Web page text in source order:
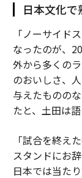
日本文化
「ノーサイド
なったのが、
外から多くの
のおいしさ、
与えたものの
たと、土田は語
「試合を終え
スタンドにお
日本では当た